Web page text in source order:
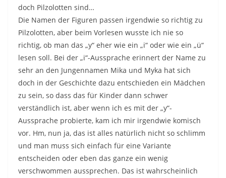
doch Pilzolotten sind…
Die Namen der Figuren passen irgendwie so richtig zu
Pilzolotten, aber beim Vorlesen wusste ich nie so
richtig, ob man das „y“ eher wie ein „i“ oder wie ein „ü“
lesen soll. Bei der „i“-Aussprache erinnert der Name zu
sehr an den Jungennamen Mika und Myka hat sich
doch in der Geschichte dazu entschieden ein Mädchen
zu sein, so dass das für Kinder dann schwer
verständlich ist, aber wenn ich es mit der „y“-
Aussprache probierte, kam ich mir irgendwie komisch
vor. Hm, nun ja, das ist alles natürlich nicht so schlimm
und man muss sich einfach für eine Variante
entscheiden oder eben das ganze ein wenig
verschwommen aussprechen. Das ist wahrscheinlich